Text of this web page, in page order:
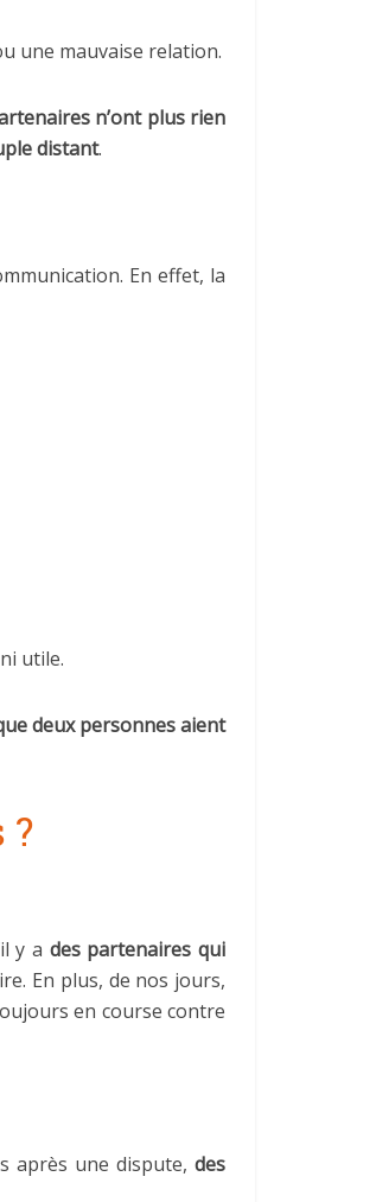
une mauvaise relation.
n’ont plus rien
distant.
En effet, la
utile.
deux personnes aient
?
y a des partenaires qui
En plus, de nos jours,
en course contre
après une dispute, des